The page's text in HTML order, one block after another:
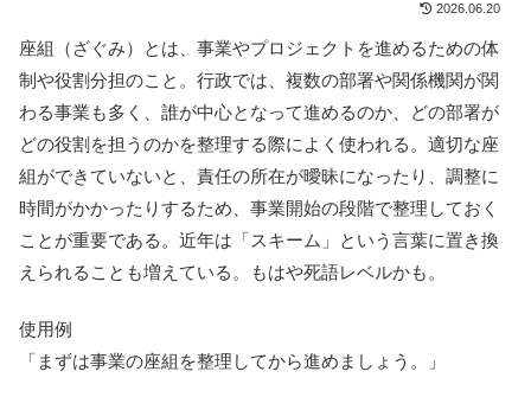
2026.06.20
座組（ざぐみ）とは、事業やプロジェクトを進めるための体
制や役割分担のこと。行政では、複数の部署や関係機関が関
わる事業も多く、誰が中心となって進めるのか、どの部署が
どの役割を担うのかを整理する際によく使われる。適切な座
組ができていないと、責任の所在が曖昧になったり、調整に
時間がかかったりするため、事業開始の段階で整理しておく
ことが重要である。近年は「スキーム」という言葉に置き換
えられることも増えている。もはや死語レベルかも。
使用例
「まずは事業の座組を整理してから進めましょう。」